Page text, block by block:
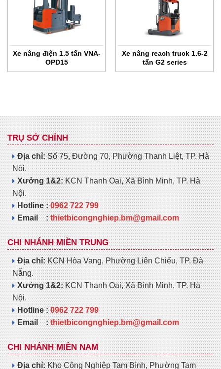
Xe nâng điện 1.5 tấn VNA-
OPD15
Xe nâng reach truck 1.6-2
tấn G2 series
TRỤ SỞ CHÍNH
Địa chỉ:Số 75, Đường 70, Phường Thanh Liệt, TP. Hà
Nội.
Xưởng 1&2:KCN Thanh Oai, Xã Bình Minh, TP. Hà
Nội.
Hotline :0962 722 799
Email :thietbicongnghiep.bm@gmail.com
CHI NHÁNH MIỀN TRUNG
Địa chỉ:KCN Hòa Vang, Phường Liên Chiểu, TP. Đà
Nẵng.
Xưởng 1&2:KCN Thanh Oai, Xã Bình Minh, TP. Hà
Nội.
Hotline :0962 722 799
Email :thietbicongnghiep.bm@gmail.com
CHI NHÁNH MIỀN NAM
Địa chỉ:Kho Công Nghiệp Tam Bình, Phường Tam